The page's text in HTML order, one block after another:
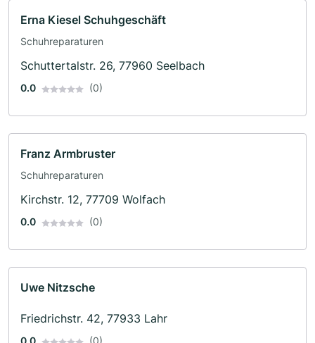
Erna Kiesel Schuhgeschäft
Schuhreparaturen
Schuttertalstr. 26, 77960 Seelbach
0.0 (0)
Franz Armbruster
Schuhreparaturen
Kirchstr. 12, 77709 Wolfach
0.0 (0)
Uwe Nitzsche
Friedrichstr. 42, 77933 Lahr